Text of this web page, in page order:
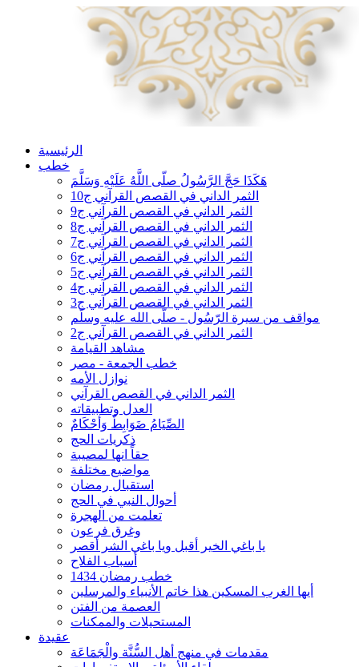
الرئيسية
خطب
هَكَذَا حَجَّ الرَّسُولُ صلّى اللَّهُ عَلَيْهِ وَسَلَّمَ
الثمر الداني في القصص القرآني ج10
الثمر الداني في القصص القرآني ج9
الثمر الداني في القصص القرآني ج8
الثمر الداني في القصص القرآني ج7
الثمر الداني في القصص القرآني ج6
الثمر الداني في القصص القرآني ج5
الثمر الداني في القصص القرآني ج4
الثمر الداني في القصص القرآني ج3
مواقف من سيرة الرّسُول - صلّى الله عليه وسلّم
الثمر الداني في القصص القرآني ج2
مشاهد القيامة
خطب الجمعة - مصر
نوازل الأمه
الثمر الداني في القصص القرآني
العدل وتطبيقاته
الصِّيَامُ ضَوَابِطٌ وَأحْكَامٌ
ذكريات الحج
حقاً انها لمصيبة
مواضيع مختلفة
استقبال رمضان
أحوال النبي في الحج
تعلمت من الهجرة
وغرق فرعون
يا باغي الخير أقبل ويا باغي الشر أقصر
أسباب الفلاح
خطب رمضان 1434
أيها الغرب المسكين هذا خاتم الأنبياء والمرسلين
العصمة من الفتن
المستحيلات والممكنات
عقيدة
مقدمات في منهج أهل السُّنَّة والْجَمَاعَة